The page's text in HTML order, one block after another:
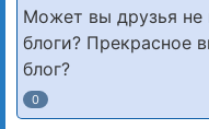
Может вы друзья не
блоги? Прекрасное
блог?
0